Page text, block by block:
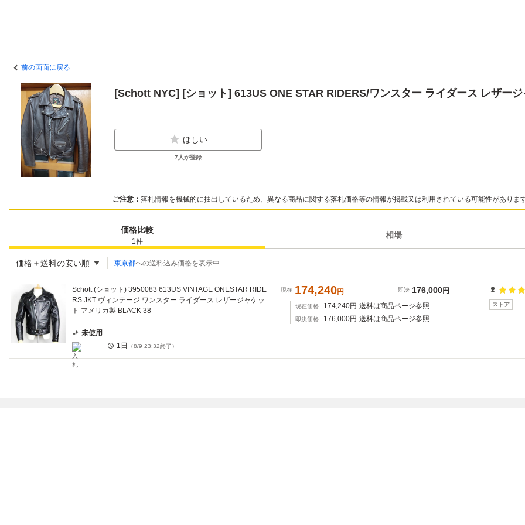
前の画面に戻る
[Schott NYC] [ショット] 613US ONE STAR RIDERS/ワンスター ライダース レザー
ほしい
7 人が登録
ご注意： 落札情報を機械的に抽出しているため、異なる商品に関する落札価格等の情報が掲載又は利用されている可能性がありま
価格比較
1 件
相場
価格＋送料の安い順 東京都への送料込み価格を表示中
Schott (ショット) 3950083 613US VINTAGE ONESTAR RIDE
RS JKT ヴィンテージ ワンスター ライダース レザージャケッ
ト アメリカ製 BLACK 38
現在 174,240円 即決 176,000円
現在価格 174,240円 送料は商品ページ参照
即決価格 176,000円 送料は商品ページ参照
未使用
-
1日 （8/9 23:32終了）
ストア